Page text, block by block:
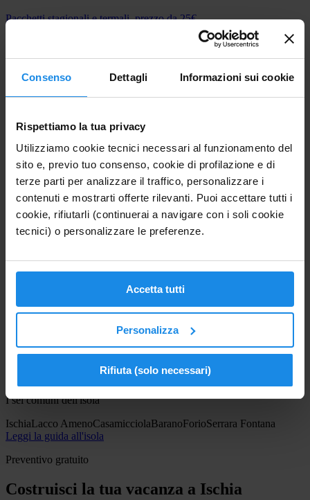
Consenso Dettagli Informazioni sui cookie
Rispettiamo la tua privacy
Utilizziamo cookie tecnici necessari al funzionamento del
sito e, previo tuo consenso, cookie di profilazione e di
terze parti per analizzare il traffico, personalizzare i
contenuti e mostrarti offerte rilevanti. Puoi accettare tutti i
cookie, rifiutarli (continuerai a navigare con i soli cookie
tecnici) o personalizzare le preferenze.
Accetta tutti
Personalizza
Rifiuta (solo necessari)
Pacchetti stagionali e termali, prezzo da 25€.
⛵
Scopri →
Guida all'isola
Cosa vedere, le zone e le terme dell'isola.
Scopri →
La più grande delle isole Flegree
Ischia è famosa grazie alle miracolose sorgenti termali, le incantevoli
baie e il vasto patrimonio naturalistico: vanta infatti un prosperoso
entroterra, che ben si presta all'escursionismo e ai percorsi di
trekking. Tra lussureggianti colline, vallate verdeggianti, grotte
nascoste e baie appartate, l'isola offre bellezze paesaggistiche difficili
I sei comuni dell'isola
IschiaLacco AmenoCasamicciolaBaranoForioSerrara Fontana
Leggi la guida all'isola
Preventivo gratuito
Costruisci la tua vacanza a Ischia